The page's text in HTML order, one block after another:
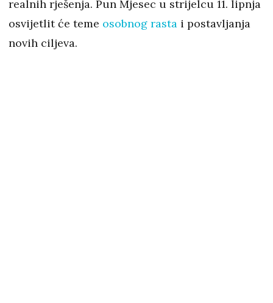
realnih rješenja. Pun Mjesec u strijelcu 11. lipnja
osvijetlit će teme osobnog rasta i postavljanja
novih ciljeva.